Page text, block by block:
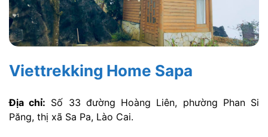
Viettrekking Home Sapa
Địa chỉ: Số 33 đường Hoàng Liên, phường Phan Si
Păng, thị xã Sa Pa, Lào Cai.